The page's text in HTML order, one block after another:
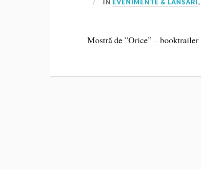
IN EVENIMENTE & LANSĂRI,
Mostră de ”Orice” – booktrailer